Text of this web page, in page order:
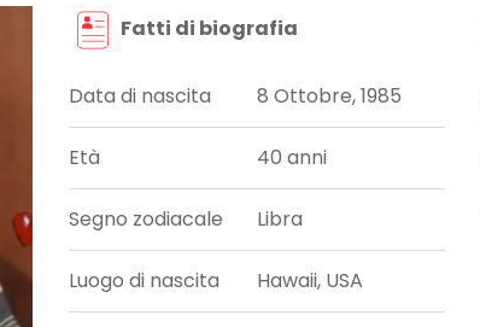
Fatti di biografia
Data di nascita 8 Ottobre, 1985
Età 40 anni
Segno zodiacale Libra
Luogo di nascita Hawaii, USA